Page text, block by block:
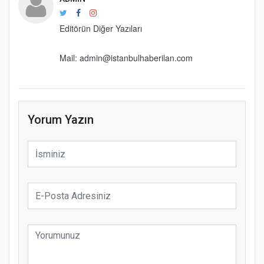
Editörün Diğer Yazıları
Mail: admin@istanbulhaberilan.com
Yorum Yazın